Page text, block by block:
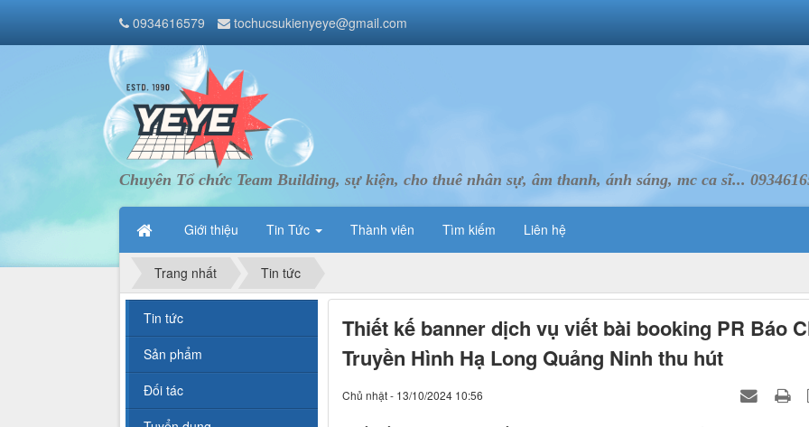
0934616579 tochucsukienyeye@gmail.com
Chuyên Tổ chức Team Building, sự kiện, cho thuê nhân sự, âm thanh, ánh sáng, mc ca sĩ...
Giới thiệu Tin Tức Thành viên Tìm kiếm Liên hệ
Trang nhất Tin tức
Thiết kế banner dịch vụ viết bài booking PR Báo
Truyền Hình Hạ Long Quảng Ninh thu hút
Chủ nhật - 13/10/2024 10:56
Tin tức
Sản phẩm
Đối tác